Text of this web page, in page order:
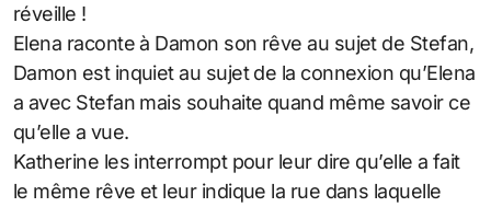
réveille !
Elena raconte à Damon son rêve au sujet de Stefan,
Damon est inquiet au sujet de la connexion qu’Elena
a avec Stefan mais souhaite quand même savoir ce
qu’elle a vue.
Katherine les interrompt pour leur dire qu’elle a fait
le même rêve et leur indique la rue dans laquelle